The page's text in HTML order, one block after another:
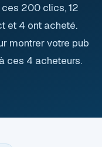
200 clics, 12
et 4 ont acheté.
montrer votre pub
ces 4 acheteurs.